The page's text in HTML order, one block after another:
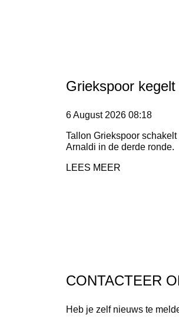
Griekspoor
6 August 2026 08:18
Tallon Griekspoor
Arnaldi in de derde ronde.
LEES MEER
CONTACTEER
Heb je zelf nieuws te